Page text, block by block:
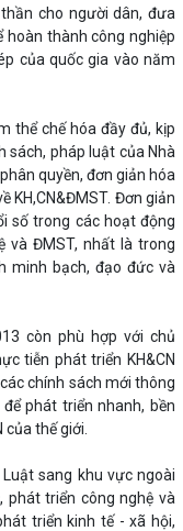
cho người dân, đưa
hoàn thành công nghiệp
của quốc gia vào năm
thể chế hóa đầy đủ, kịp
sách, pháp luật của Nhà
quyền, đơn giản hóa
KH,CN&ĐMST. Đơn giản
số trong các hoạt động
và ĐMST, nhất là trong
minh bạch, đạo đức và
còn phù hợp với chủ
tiễn phát triển KH&CN
chính sách mới thông
phát triển nhanh, bền
của thế giới.
sang khu vực ngoài
phát triển công nghệ và
triển kinh tế - xã hội,